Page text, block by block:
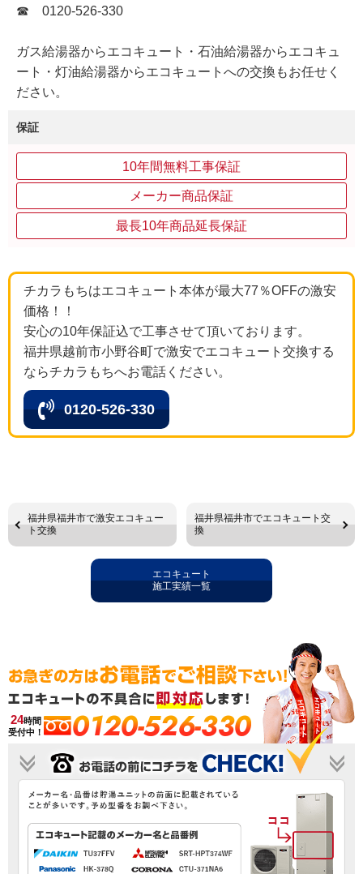
☎ 0120-526-330
ガス給湯器からエコキュート・石油給湯器からエコキュ
ート・灯油給湯器からエコキュートへの交換もお任せく
ださい。
保証
10年間無料工事保証
メーカー商品保証
最長10年商品延長保証
チカラもちはエコキュート本体が最大77％OFFの激安
価格！！
安心の10年保証込で工事させて頂いております。
福井県越前市小野谷町で激安でエコキュート交換する
ならチカラもちへお電話ください。
0120-526-330
福井県福井市で激安エコキュー
ト交換
福井県福井市でエコキュート交
換
エコキュート
施工実績一覧
24時間
受付中！
0120-526-330